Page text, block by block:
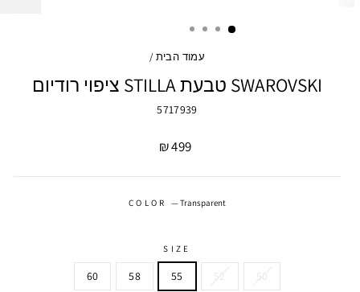
עמוד הבית /
SWAROVSKI טבעת STILLA ציפוי רודיום
5717939
מחיר
499 ₪
COLOR —Transparent
SIZE
50
52
55
58
60